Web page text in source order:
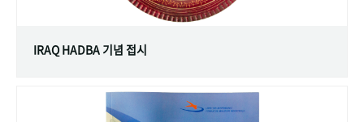
IRAQ HADBA 기념 접시